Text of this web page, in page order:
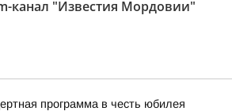
канал "Известия Мордовии"
программа в честь юбилея